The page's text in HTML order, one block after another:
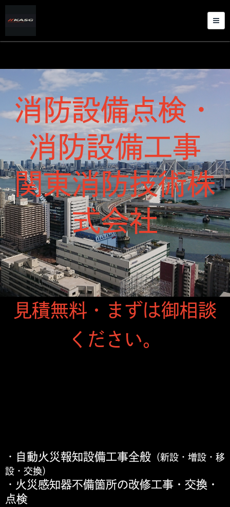
消防設備点検・
消防設備工事
関東消防技術株
式会社
見積無料・まずは御相談
ください。
・ 自動火災報知設備工事全般 （新設・増設・移
設・交換）
・ 火災感知器不備箇所の改修工事・交換・
点検